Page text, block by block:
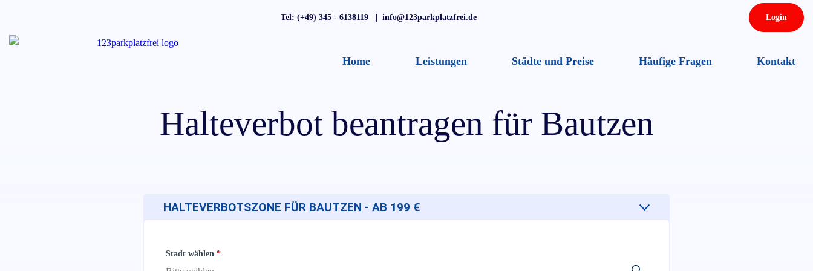
Tel: (+49) 345 - 6138119 | info@123parkplatzfrei.de Login
Home Leistungen Städte und Preise Häufige Fragen Kontakt
Halteverbot beantragen für Bautzen
HALTEVERBOTSZONE FÜR BAUTZEN - AB 199 €
Stadt wählen